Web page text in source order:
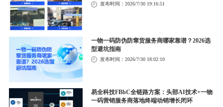
发布时间：2026/7/30 19:16:51
一物一码防伪防窜货服务商哪家靠谱？2026选
型避坑指南
发布时间：2026/7/30 18:02:10
易全科技FBbC全链路方案：头部AI技术+一物
一码营销服务商落地终端动销增长闭环